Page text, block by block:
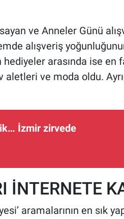
ve Anneler Günü
alışveriş
hediyeler arasında ise en
ve moda oldu.
İzmir zirvede
İNTERNETE
aramalarının en sık